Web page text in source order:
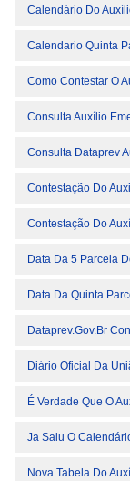
Calendário Do
Calendario Quinta
Como Contestar O
Consulta Auxílio
Consulta Dataprev
Contestação Do
Contestação Do
Data Da 5 Parcela
Data Da Quinta
Dataprev.gov.br
Diário Oficial Da
É Verdade Que O
Ja Saiu O
Nova Tabela Do